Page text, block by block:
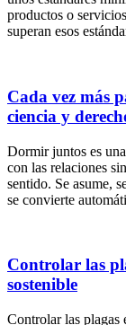
productos o
superan esos
Cada vez más
ciencia y
Dormir juntos es
con las relaciones
sentido. Se asume,
se convierte
Controlar las
sostenible
Controlar las plagas